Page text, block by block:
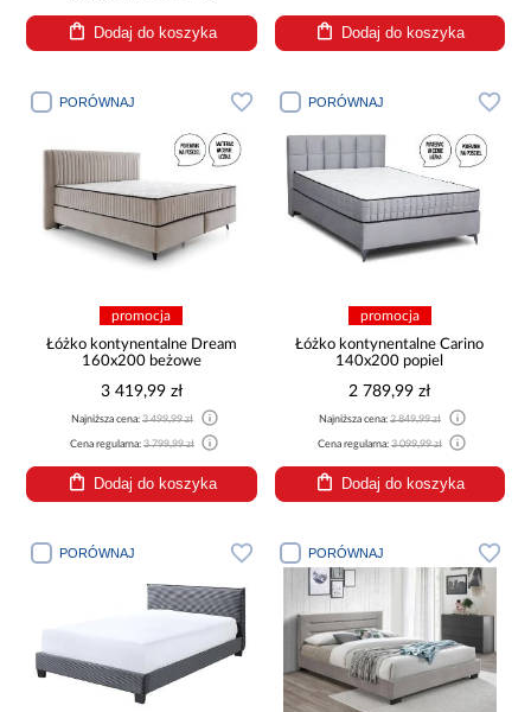
Dodaj do koszyka Dodaj do koszyka
PORÓWNAJ
promocja
Łóżko kontynentalne Dream
160x200 beżowe
3 419,99 zł
Najniższa cena: 3 499,99 zł
Cena regularna: 3 799,99 zł
Dodaj do koszyka
PORÓWNAJ
promocja
Łóżko kontynentalne Carino
140x200 popiel
2 789,99 zł
Najniższa cena:2 849,99 zł
Cena regularna:3 099,99 zł
Dodaj do koszyka
PORÓWNAJ PORÓWNAJ